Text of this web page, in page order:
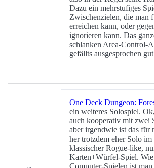
Dazu ein mehrstufiges
Zwischenzielen, die man
erreichen kann, oder
ignorieren kann. Das
schlanken Area-Control-
gefällts ausgesprochen
One Deck Dungeon:
ein weiteres Solospiel.
auch kooperativ mit zwei
aber irgendwie ist das für
her trotzdem eher Solo
klassischer Rogue-like,
Karten+Würfel-Spiel.
Computer-Spielen ist